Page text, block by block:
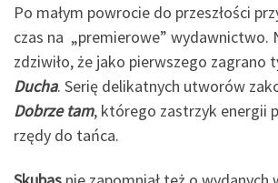
Po małym powrocie do przeszłości
czas na „premierowe” wydawnictwo.
zdziwiło, że jako pierwszego zagrano
Ducha. Serię delikatnych utworów
Dobrze tam, którego zastrzyk energii
rzędy do tańca.